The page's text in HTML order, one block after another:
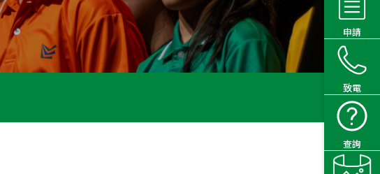
申請
致電
查詢